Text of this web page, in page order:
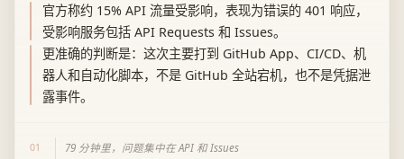
官方称约 15% API 流量受影响，表现为错误的 401 响应，
受影响服务包括 API Requests 和 Issues。
更准确的判断是：这次主要打到 GitHub App、CI/CD、机
器人和自动化脚本，不是 GitHub 全站宕机，也不是凭据泄
露事件。
01 79 分钟里，问题集中在 API 和 Issues